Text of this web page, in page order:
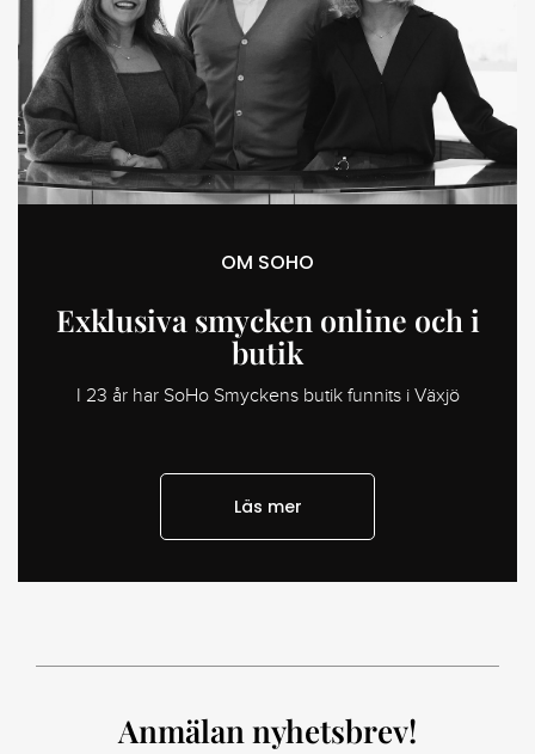
OM SOHO
Exklusiva smycken online och i
butik
I 23 år har SoHo Smyckens butik funnits i Växjö
Läs mer
Anmälan nyhetsbrev!